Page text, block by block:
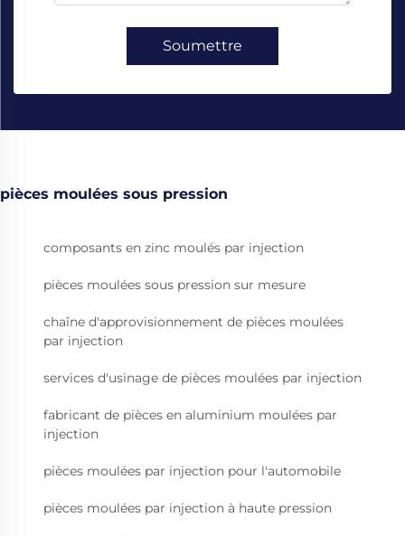
Soumettre
pièces moulées sous pression
composants en zinc moulés par injection
pièces moulées sous pression sur mesure
chaîne d'approvisionnement de pièces moulées
par injection
services d'usinage de pièces moulées par injection
fabricant de pièces en aluminium moulées par
injection
pièces moulées par injection pour l'automobile
pièces moulées par injection à haute pression